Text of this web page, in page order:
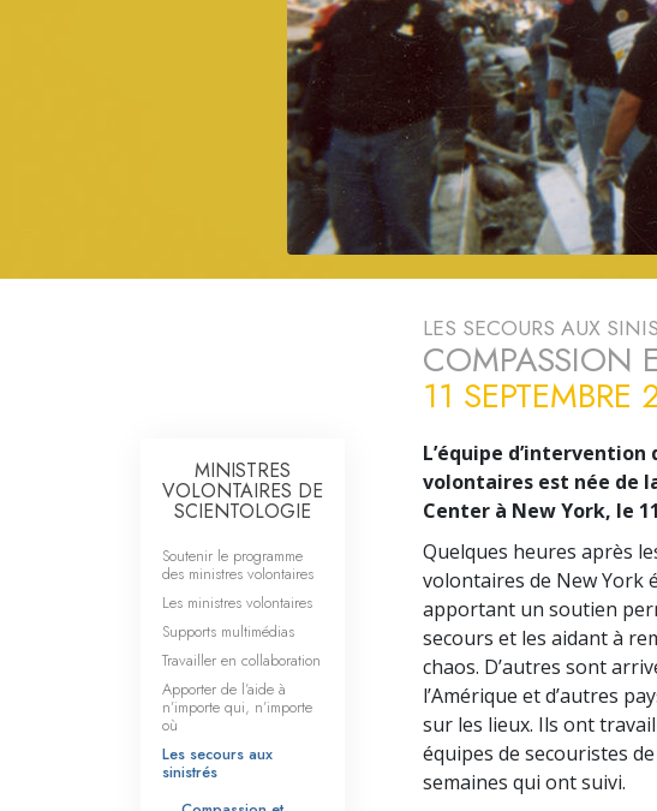
Qu’est-ce que la grandeur ?
LES SECOURS AUX
COMPASSION
11
L’équipe
volontaires est née de
Center à New York, le
Quelques heures après
volontaires de New York
apportant un soutien
secours et les aidant à
chaos. D’autres sont
l’Amérique et d’autres
sur les lieux. Ils ont
équipes de secouristes
semaines qui ont suivi.
MINISTRES
VOLONTAIRES DE
SCIENTOLOGIE
Soutenir le programme
des ministres volontaires
Les ministres volontaires
Supports multimédias
Travailler en collaboration
Apporter de l’aide à
n’importe qui, n’importe
où
Les secours aux
sinistrés